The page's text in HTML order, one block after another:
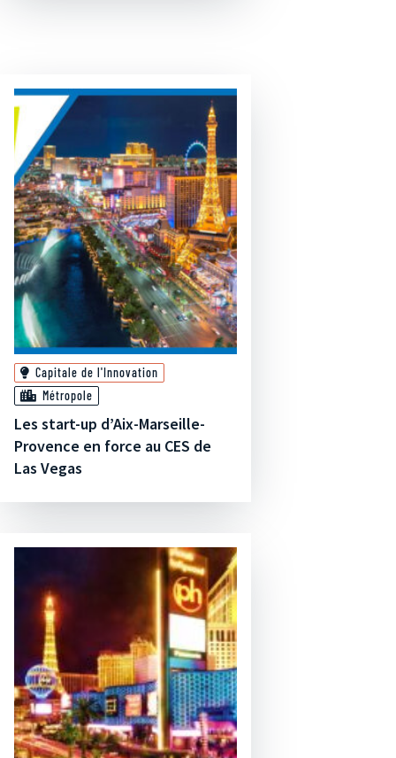
Capitale de l'Innovation
Métropole
Les start-up d’Aix-Marseille-
Provence en force au CES de
Las Vegas